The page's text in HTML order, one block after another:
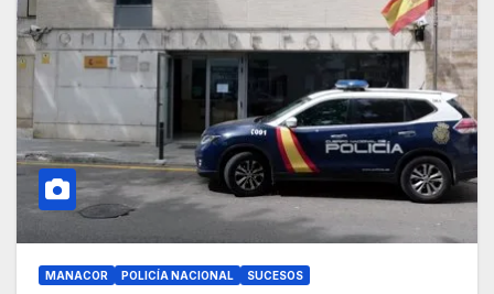
MANACOR POLICÍA NACIONAL SUCESOS